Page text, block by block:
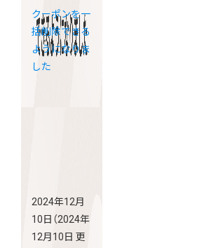
クーポンを一
括削除できる
ようになりま
した
2024年12月
10日 （2024年
12月10日 更